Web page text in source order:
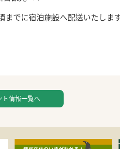
までに宿泊施設へ配送いたしま
ト情報一覧へ